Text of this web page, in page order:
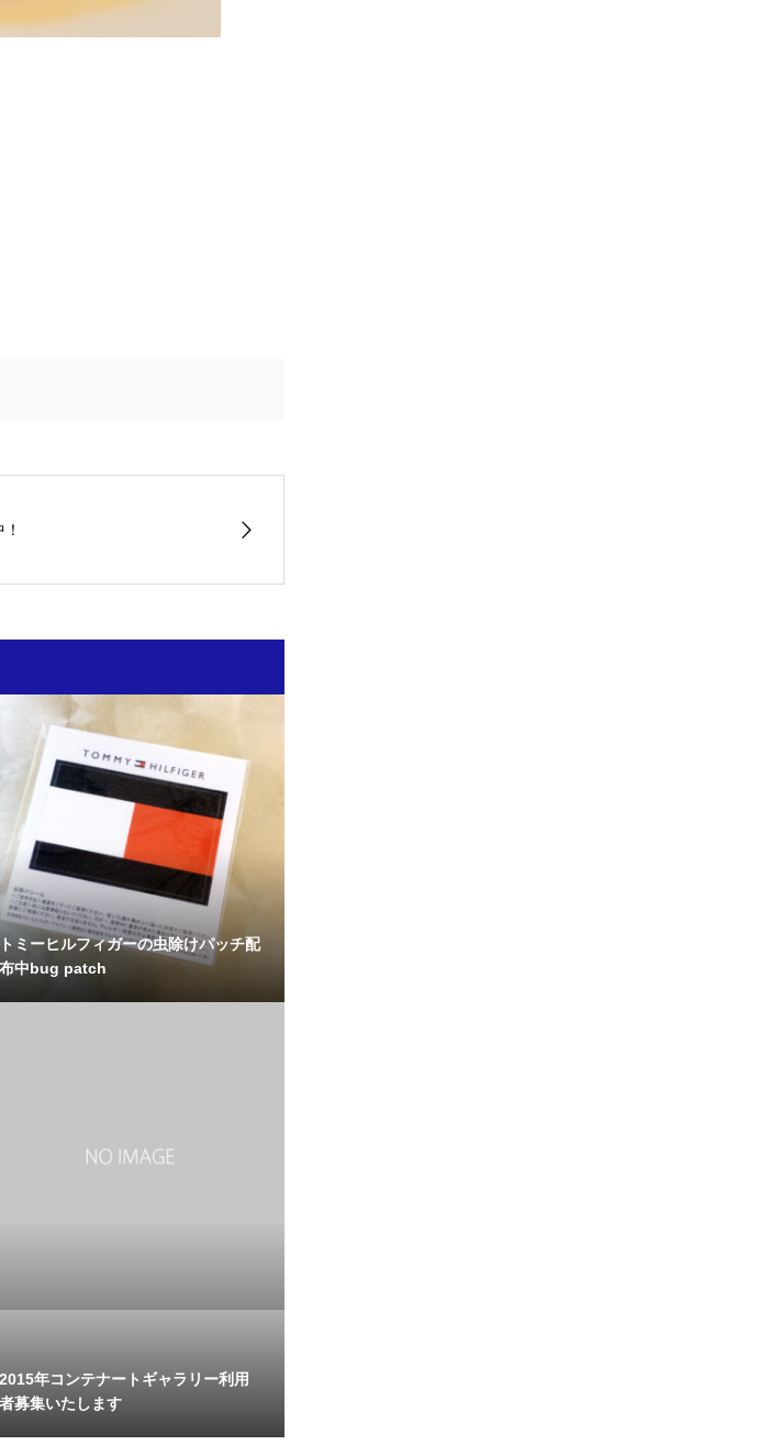
トミーヒルフィガーの虫除けパッチ配
布中bug patch
2015年コンテナートギャラリー利用
者募集いたします